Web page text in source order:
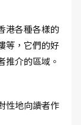
港各種各樣的
等，它們的好
推介的區域。
性地向讀者作